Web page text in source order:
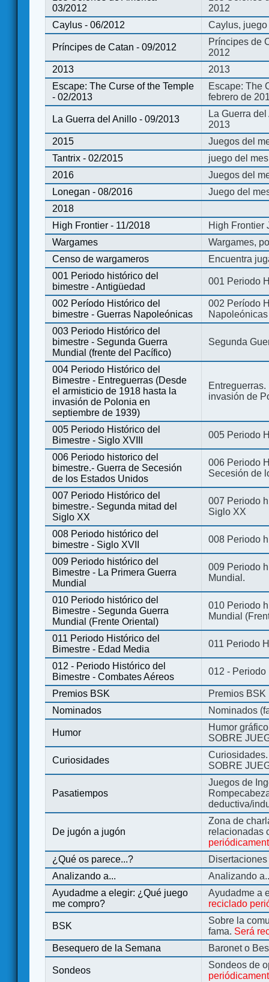
03/2012
2012
Caylus - 06/2012
Caylus,
Príncipes de Catan - 09/2012
Príncipes de
2012
2013
2013
Escape: The Curse of the Temple
- 02/2013
Escape: The
febrero de
La Guerra del Anillo - 09/2013
La Guerra
2013
2015
Juegos del
Tantrix - 02/2015
juego del
2016
Juegos del
Lonegan - 08/2016
Juego del
2018
High Frontier - 11/2018
High Frontier
Wargames
Wargames,
Censo de wargameros
Encuentra
001 Periodo histórico del
bimestre - Antigüedad
001 Periodo
002 Período Histórico del
bimestre - Guerras Napoleónicas
002 Período
Napoleónicas
003 Periodo Histórico del
bimestre - Segunda Guerra
Mundial (frente del Pacífico)
Segunda
004 Periodo Histórico del
Bimestre - Entreguerras (Desde
el armisticio de 1918 hasta la
invasión de Polonia en
septiembre de 1939)
invasión de
005 Periodo Histórico del
Bimestre - Siglo XVIII
005 Periodo
006 Periodo historico del
bimestre.- Guerra de Secesión
de los Estados Unidos
006 Periodo
Secesión de
007 Periodo Histórico del
bimestre.- Segunda mitad del
Siglo XX
007 Periodo
Siglo XX
008 Periodo histórico del
bimestre - Siglo XVII
008 Periodo
009 Periodo histórico del
Bimestre - La Primera Guerra
Mundial
009 Periodo
Mundial.
010 Periodo histórico del
Bimestre - Segunda Guerra
Mundial (Frente Oriental)
010 Periodo
Mundial
011 Periodo Histórico del
Bimestre - Edad Media
011 Periodo
012 - Periodo Histórico del
Bimestre - Combates Aéreos
012 - Periodo
Premios BSK
Premios BSK
Nominados
Nominados
Humor
Humor
SOBRE
Curiosidades
SOBRE
Pasatiempos
Juegos de
deductiva/
De jugón a jugón
Zona de
relacionadas
¿Qué os parece...?
Analizando a...
Analizando
Ayudadme a elegir: ¿Qué juego
me compro?
Ayudadme a
reciclado
BSK
Sobre la
fama. Será
Besequero de la Semana
Baronet o
Sondeos
Sondeos de